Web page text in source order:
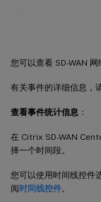
您可以查看 SD-WAN
有关事件的详细信息，
查看事件统计信息 ：
在 Citrix SD-WAN
择一个时间段。
您可以使用时间线控件
阅时间线控件。